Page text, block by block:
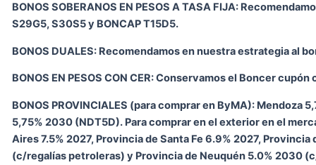
BONOS SOBERANOS EN PESOS A TASA FIJA:
S29G5, S30S5 y BONCAP T15D5.
BONOS DUALES: Recomendamos en nuestra estrategia al
BONOS EN PESOS CON CER: Conservamos el Boncer
BONOS PROVINCIALES (para comprar en ByMA): Mendoza
5,75% 2030 (NDT5D). Para comprar en el exterior en el
Aires 7.5% 2027, Provincia de Santa Fe 6.9% 2027,
(c/regalías petroleras) y Provincia de Neuquén 5.0% 2030